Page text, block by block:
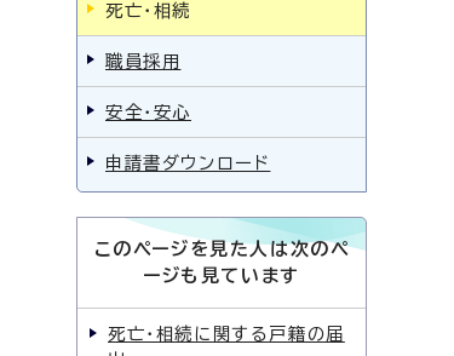
死亡・相続
職員採用
安全・安心
申請書ダウンロード
このページを見た人は次のペ
ージも見ています
死亡・相続に関する戸籍の届